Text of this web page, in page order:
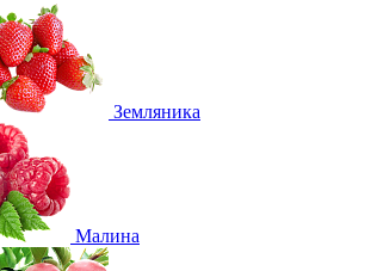
Земляника
Малина